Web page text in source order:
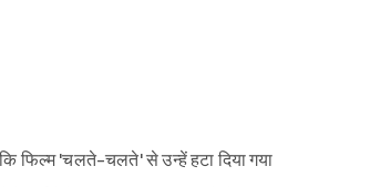
फिल्म 'चलते-चलते' से उन्हें हटा दिया गया